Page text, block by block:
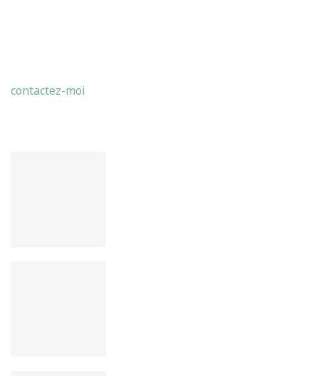
contactez-moi